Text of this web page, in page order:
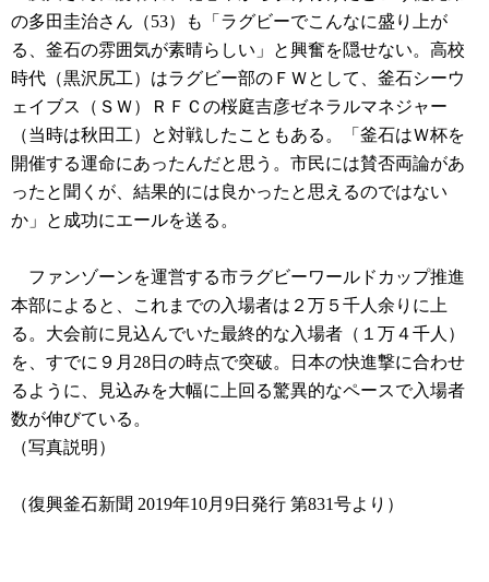
の多田圭治さん（53）も「ラグビーでこんなに盛り上が
る、釜石の雰囲気が素晴らしい」と興奮を隠せない。高校
時代（黒沢尻工）はラグビー部のＦＷとして、釜石シーウ
ェイブス（ＳＷ）ＲＦＣの桜庭吉彦ゼネラルマネジャー
（当時は秋田工）と対戦したこともある。「釜石はＷ杯を
開催する運命にあったんだと思う。市民には賛否両論があ
ったと聞くが、結果的には良かったと思えるのではない
か」と成功にエールを送る。
ファンゾーンを運営する市ラグビーワールドカップ推進
本部によると、これまでの入場者は２万５千人余りに上
る。大会前に見込んでいた最終的な入場者（１万４千人）
を、すでに９月28日の時点で突破。日本の快進撃に合わせ
るように、見込みを大幅に上回る驚異的なペースで入場者
数が伸びている。
（写真説明）
（復興釜石新聞 2019年10月9日発行 第831号より）